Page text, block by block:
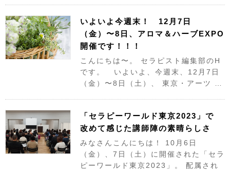
いよいよ今週末！ 12月7日
（金）〜8日、アロマ＆ハーブEXPO
開催です！！！
こんにちは〜。 セラピスト編集部のH
です。 いよいよ、今週末、12月7日
（金）〜8日（土）、 東京・アーツ …
「セラピーワールド東京2023」で
改めて感じた講師陣の素晴らしさ
みなさんこんにちは！ 10月6日
（金）、7日（土）に開催された「セラ
ピーワールド東京2023」。 配属され